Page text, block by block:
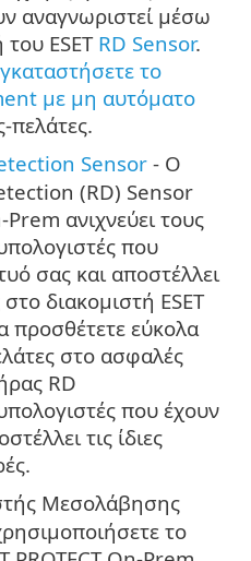
αναγνωριστεί μέσω
ESET RD Sensor.
το
με μη αυτόματο
πελάτες.
Sensor - Ο
(RD) Sensor
Prem ανιχνεύει τους
που
σας και αποστέλλει
διακομιστή ESET
προσθέτετε εύκολα
στο ασφαλές
RD
που έχουν
τις ίδιες
Μεσολάβησης
το